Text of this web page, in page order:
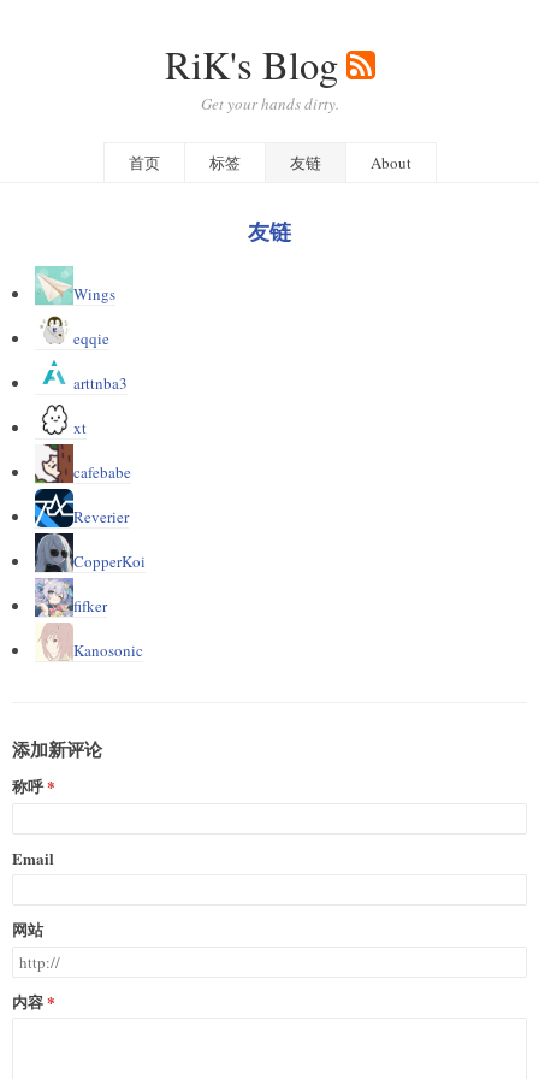
RiK's Blog
Get your hands dirty.
首页 标签 友链 About
友链
Wings
eqqie
arttnba3
xt
cafebabe
Reverier
CopperKoi
fifker
Kanosonic
添加新评论
称呼
Email
网站
内容